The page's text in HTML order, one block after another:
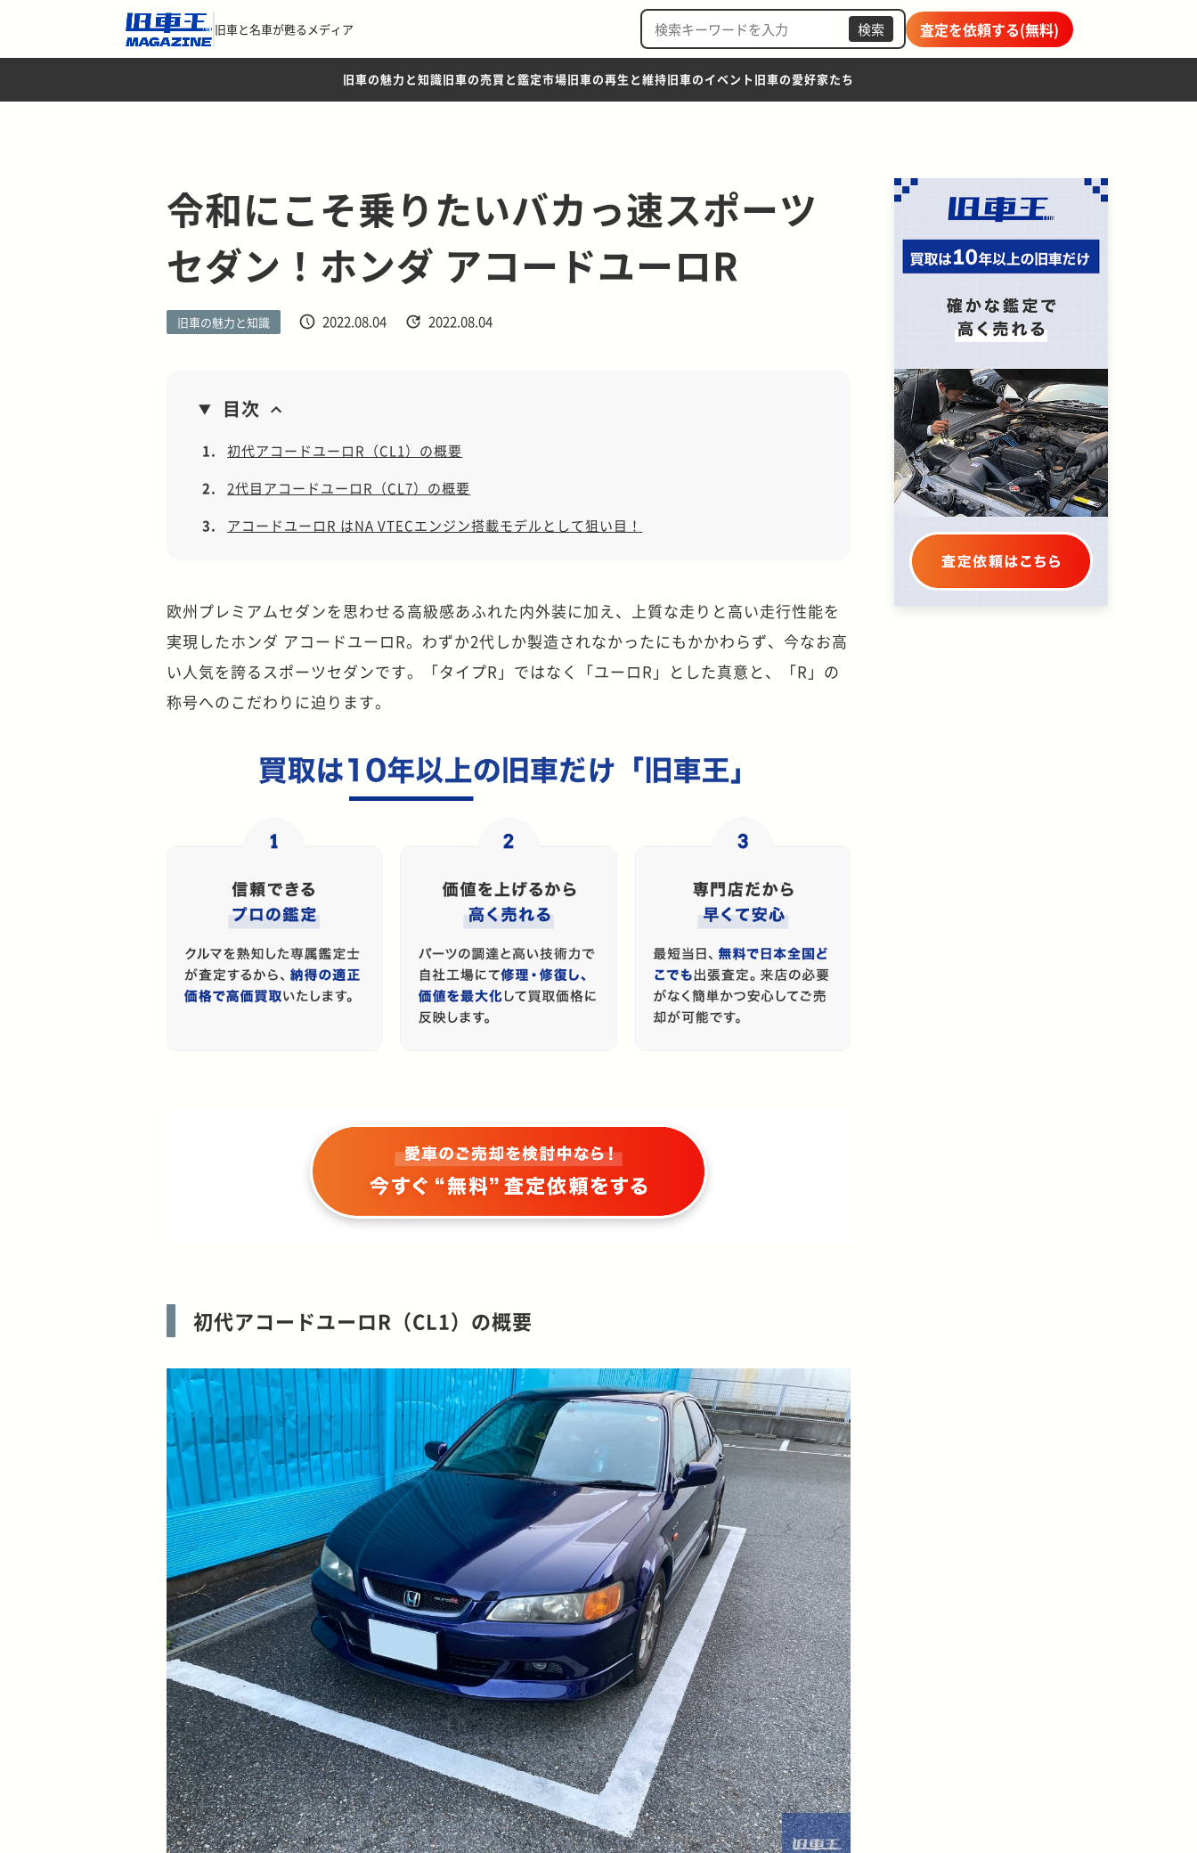
旧車と名車が甦るメディア 検索 査定を依頼する(無料)
旧車の魅力と知識旧車の売買と鑑定市場旧車の再生と維持旧車のイベント 旧車の愛好家たち
令和にこそ乗りたいバカっ速スポーツ
セダン！ホンダ アコードユーロR
旧車の魅力と知識 2022.08.04 2022.08.04
目次
1.
初代アコードユーロR（CL1）の概要
2.
2代目アコードユーロR（CL7）の概要
3.
アコードユーロR はNA VTECエンジン搭載モデルとして狙い目！
欧州プレミアムセダンを思わせる高級感あふれた内外装に加え、上質な走りと高い走行性能を
実現したホンダ アコードユーロR。わずか2代しか製造されなかったにもかかわらず、今なお高
い人気を誇るスポーツセダンです。「タイプR」ではなく「ユーロR」とした真意と、「R」の
称号へのこだわりに迫ります。
初代アコードユーロR（CL1）の概要